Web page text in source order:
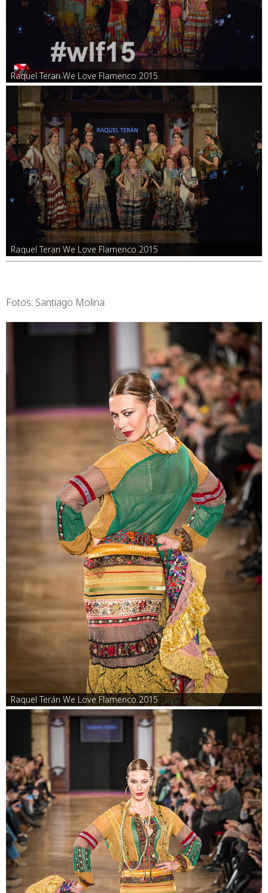
Raquel Teran We Love Flamenco 2015
Raquel Teran We Love Flamenco 2015
Fotos: Santiago Molina
Raquel Terán We Love Flamenco 2015